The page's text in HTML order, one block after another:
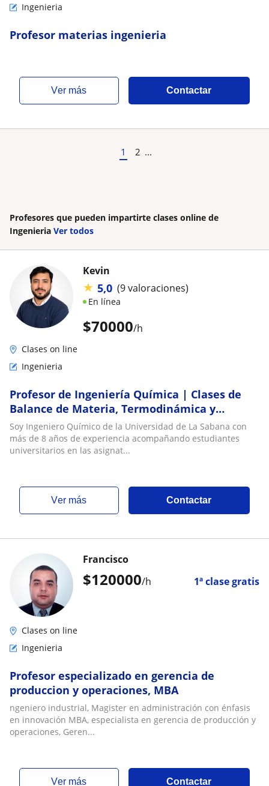
Ingenieria
Profesor materias ingenieria
ver más Contactar
1 2 ...
Profesores que pueden impartirte clases online de
Ingenieria Ver todos
$70000/h
Kevin
★ 5,0 (9 valoraciones)
En línea
Clases on line
Ingenieria
Profesor de Ingeniería Química | Clases de
Balance de Materia, Termodinámica y
Reacciones Químicas
Soy Ingeniero Químico de la Universidad de La Sabana con
más de 8 años de experiencia acompañando estudiantes
universitarios en las asignat...
ver más Contactar
$120000/h 1ª clase gratis
Francisco
Clases on line
Ingenieria
Profesor especializado en gerencia de
produccion y operaciones, MBA
ngeniero industrial, Magister en administración con énfasis
en innovación MBA, especialista en gerencia de producción y
operaciones, Geren...
ver más Contactar